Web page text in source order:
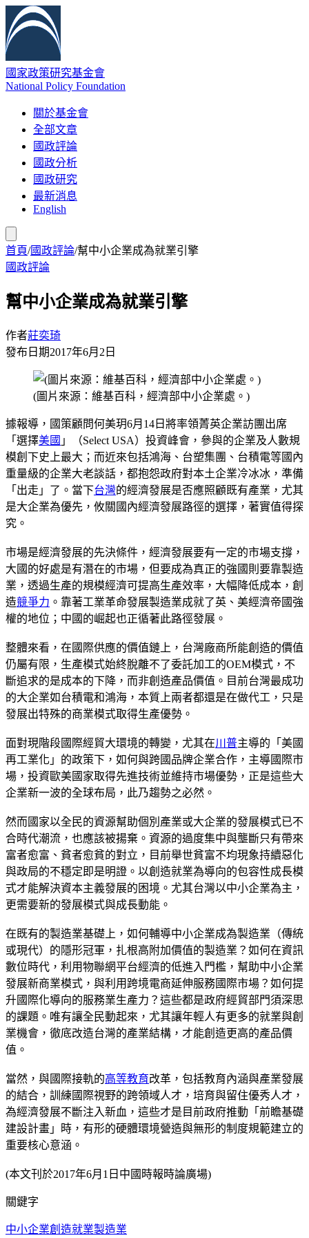
國家政策研究基金會
National Policy Foundation
關於基金會
全部文章
國政評論
國政分析
國政研究
最新消息
English
首頁/國政評論/幫中小企業成為就業引擎
國政評論
幫中小企業成為就業引擎
作者莊奕琦
發布日期2017年6月2日
(圖片來源：維基百科，經濟部中小企業處。)
據報導，國策顧問何美玥6月14日將率領菁英企業訪團出席
「選擇美國 」（Select USA）投資峰會，參與的企業及人數規
模創下史上最大；而近來包括鴻海、台塑集團、台積電等國內
重量級的企業大老談話，都抱怨政府對本土企業冷冰冰，準備
「出走」了。當下台灣的經濟發展是否應照顧既有產業，尤其
是大企業為優先，攸關國內經濟發展路徑的選擇，著實值得探
究。
市場是經濟發展的先決條件，經濟發展要有一定的市場支撐，
大國的好處是有潛在的市場，但要成為真正的強國則要靠製造
業，透過生產的規模經濟可提高生產效率，大幅降低成本，創
造競爭力 。靠著工業革命發展製造業成就了英、美經濟帝國強
權的地位；中國的崛起也正循著此路徑發展。
整體來看，在國際供應的價值鏈上，台灣廠商所能創造的價值
仍屬有限，生產模式始終脫離不了委託加工的OEM模式，不
斷追求的是成本的下降，而非創造產品價值。目前台灣最成功
的大企業如台積電和鴻海，本質上兩者都還是在做代工，只是
發展出特殊的商業模式取得生產優勢。
面對現階段國際經貿大環境的轉變，尤其在川普主導的「美國
再工業化」的政策下，如何與跨國品牌企業合作，主導國際市
場，投資歐美國家取得先進技術並維持市場優勢，正是這些大
企業新一波的全球布局，此乃趨勢之必然。
然而國家以全民的資源幫助個別產業或大企業的發展模式已不
合時代潮流，也應該被揚棄。資源的過度集中與壟斷只有帶來
富者愈富、貧者愈貧的對立，目前舉世貧富不均現象持續惡化
與政局的不穩定即是明證。以創造就業為導向的包容性成長模
式才能解決資本主義發展的困境。尤其台灣以中小企業為主，
更需要新的發展模式與成長動能。
在既有的製造業基礎上，如何輔導中小企業成為製造業（傳統
或現代）的隱形冠軍，扎根高附加價值的製造業？如何在資訊
數位時代，利用物聯網平台經濟的低進入門檻，幫助中小企業
發展新商業模式，與利用跨境電商延伸服務國際市場？如何提
升國際化導向的服務業生產力？這些都是政府經貿部門須深思
的課題。唯有讓全民動起來，尤其讓年輕人有更多的就業與創
業機會，徹底改造台灣的產業結構，才能創造更高的產品價
值。
當然，與國際接軌的高等教育改革，包括教育內涵與產業發展
的結合，訓練國際視野的跨領域人才，培育與留住優秀人才，
為經濟發展不斷注入新血，這些才是目前政府推動「前瞻基礎
建設計畫」時，有形的硬體環境營造與無形的制度規範建立的
重要核心意涵。
(本文刊於2017年6月1日中國時報時論廣場)
關鍵字
中小企業創造就業製造業